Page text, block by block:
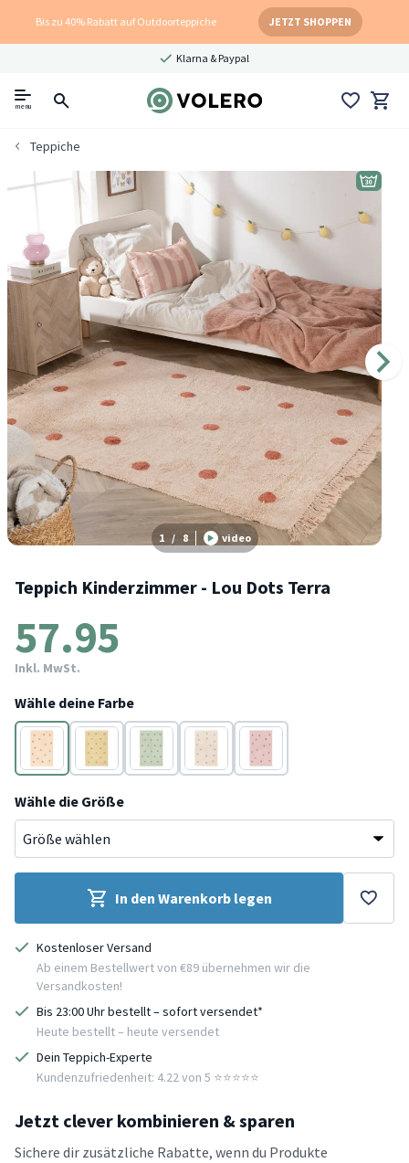
Bis zu 40% Rabatt auf Outdoorteppiche JETZT SHOPPEN
Klarna & Paypal
menu
Teppiche
1 / 8 video
Teppich Kinderzimmer - Lou Dots Terra
57.95
Inkl. MwSt.
Wähle deine Farbe
TerracottaGelb Grün Taupe
Lila
Wähle die Größe
In den Warenkorb legen
Kostenloser Versand
Ab einem Bestellwert von €89 übernehmen wir die
Versandkosten!
Bis 23:00 Uhr bestellt – sofort versendet*
Heute bestellt – heute versendet
Dein Teppich-Experte
Kundenzufriedenheit: 4.22 von 5 ⭐️⭐️⭐️⭐️⭐️
Jetzt clever kombinieren & sparen
Sichere dir zusätzliche Rabatte, wenn du Produkte